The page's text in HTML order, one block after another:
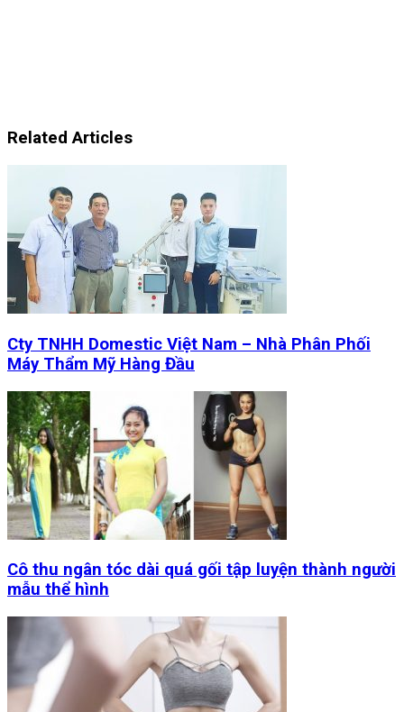
Related Articles
Cty TNHH Domestic Việt Nam – Nhà Phân Phối
Máy Thẩm Mỹ Hàng Đầu
Cô thu ngân tóc dài quá gối tập luyện thành người
mẫu thể hình